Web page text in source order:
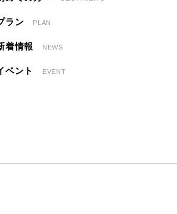
ラン PLAN
着情報 NEWS
ベント EVENT